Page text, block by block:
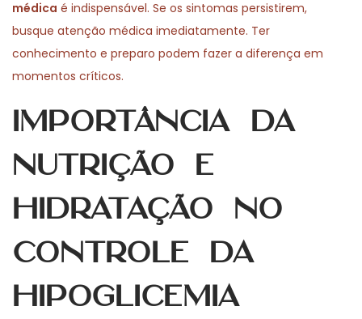
médica é indispensável. Se os sintomas persistirem,
busque atenção médica imediatamente. Ter
conhecimento e preparo podem fazer a diferença em
momentos críticos.
Importância da
Nutrição e
Hidratação no
Controle da
Hipoglicemia